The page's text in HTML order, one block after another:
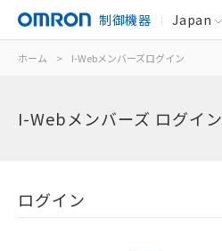
制御機器 Japan
ホーム > I-Webメンバーズログイン
I-Webメンバーズ ログイン
ログイン